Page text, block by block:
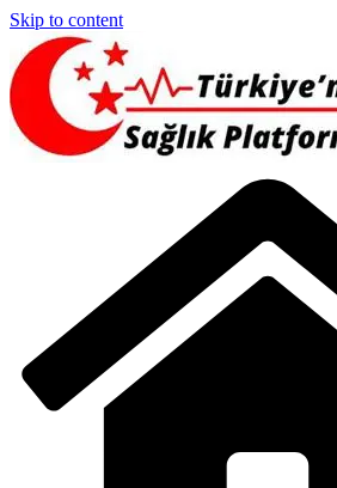
Skip to content